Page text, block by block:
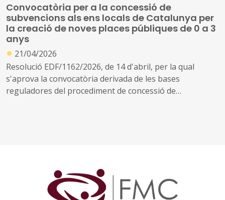
Convocatòria per a la concessió de
subvencions als ens locals de Catalunya per
la creació de noves places públiques de 0 a 3
anys
● 21/04/2026
Resolució EDF/1162/2026, de 14 d'abril, per la qual
s'aprova la convocatòria derivada de les bases
reguladores del procediment de concessió de
resiliència, finançat per la Unió Europea-Next
Generation EU